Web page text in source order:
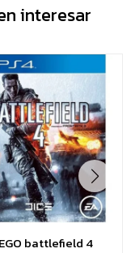
interesar
battlefield 4